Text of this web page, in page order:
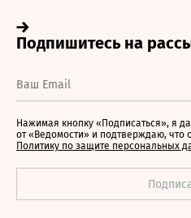
Нажимая кнопку «Подписаться», я
от «Ведомости» и подтверждаю, что
Политику по защите персональных